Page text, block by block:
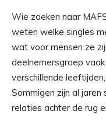
Wie zoeken naar
weten welke singles
wat voor mensen ze
deelnemersgroep
verschillende
Sommigen zijn al jaren
relaties achter de rug